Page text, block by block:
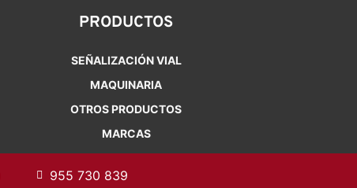
PRODUCTOS
SEÑALIZACIÓN VIAL
MAQUINARIA
OTROS PRODUCTOS
MARCAS
955 730 839